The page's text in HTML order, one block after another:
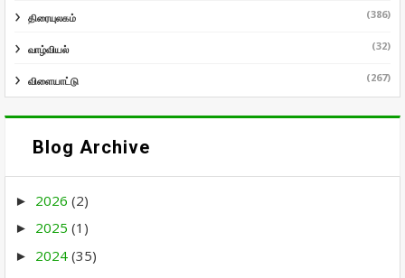
திரையுலகம் (386)
வாழ்வியல் (32)
விளையாட்டு (267)
Blog Archive
► 2026 (2)
► 2025 (1)
► 2024 (35)